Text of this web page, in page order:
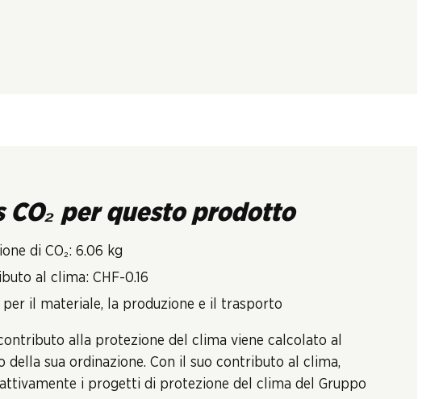
CO₂ per questo prodotto
di CO₂: 6.06 kg
al clima: CHF-0.16
per il materiale, la produzione e il trasporto
contributo alla protezione del clima viene calcolato al
della sua ordinazione. Con il suo contributo al clima,
i progetti di protezione del clima del Gruppo